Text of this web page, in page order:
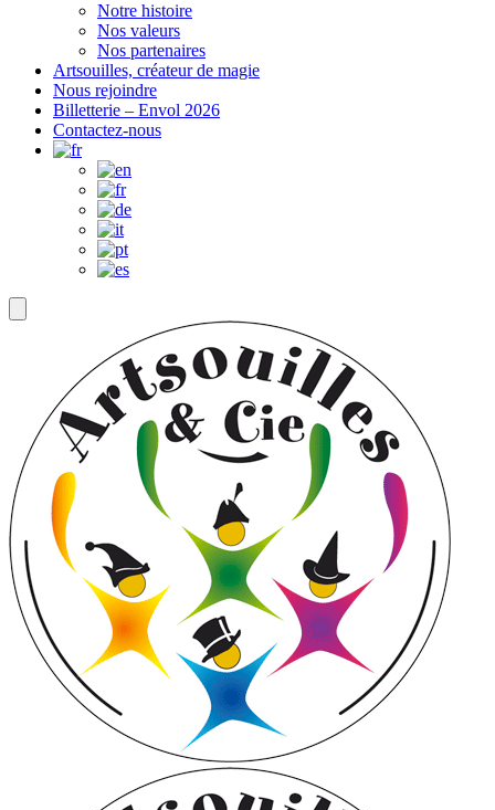
Notre histoire
Nos valeurs
Nos partenaires
Artsouilles, créateur de magie
Nous rejoindre
Billetterie – Envol 2026
Contactez-nous